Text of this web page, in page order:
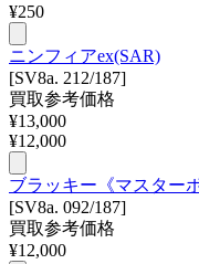
¥250
ニンフィアex(SAR)
[SV8a. 212/187]
買取参考価格
¥13,000
¥12,000
ブラッキー《マスター
[SV8a. 092/187]
買取参考価格
¥12,000